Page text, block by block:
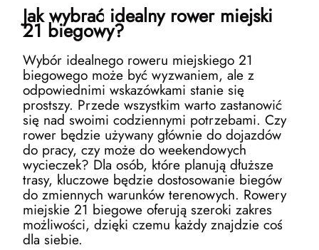
Jak wybrać idealny rower miejski
21 biegowy?
Wybór idealnego roweru miejskiego 21
biegowego może być wyzwaniem, ale z
odpowiednimi wskazówkami stanie się
prostszy. Przede wszystkim warto zastanowić
się nad swoimi codziennymi potrzebami. Czy
rower będzie używany głównie do dojazdów
do pracy, czy może do weekendowych
wycieczek? Dla osób, które planują dłuższe
trasy, kluczowe będzie dostosowanie biegów
do zmiennych warunków terenowych. Rowery
miejskie 21 biegowe oferują szeroki zakres
możliwości, dzięki czemu każdy znajdzie coś
dla siebie.